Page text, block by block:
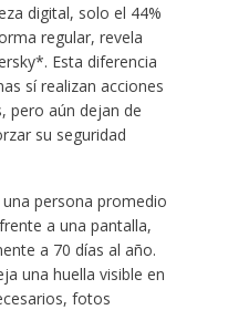
digital, solo el 44%
regular, revela
Esta diferencia
sí realizan acciones
pero aún dejan de
su seguridad
persona promedio
a una pantalla,
a 70 días al año.
una huella visible en
fotos